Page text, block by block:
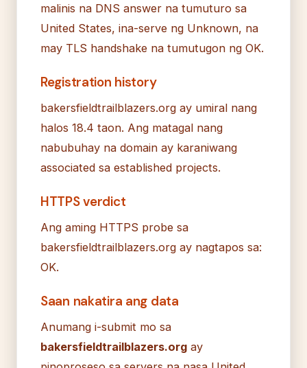
malinis na DNS answer na tumuturo sa
United States, ina-serve ng Unknown, na
may TLS handshake na tumutugon ng OK.
Registration history
bakersfieldtrailblazers.org ay umiral nang
halos 18.4 taon. Ang matagal nang
nabubuhay na domain ay karaniwang
associated sa established projects.
HTTPS verdict
Ang aming HTTPS probe sa
bakersfieldtrailblazers.org ay nagtapos sa:
OK.
Saan nakatira ang data
Anumang i-submit mo sa
bakersfieldtrailblazers.org ay